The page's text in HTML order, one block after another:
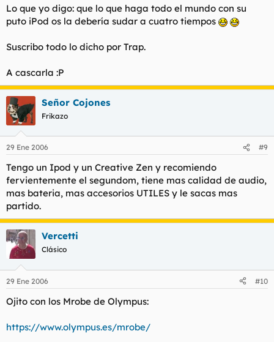
Lo que yo digo: que lo que haga todo el mundo con su
puto iPod os la debería sudar a cuatro tiempos
Suscribo todo lo dicho por Trap.
A cascarla :P
Señor Cojones
Frikazo
29 Ene 2006 #9
Tengo un Ipod y un Creative Zen y recomiendo
fervientemente el segundom, tiene mas calidad de audio,
mas bateria, mas accesorios UTILES y le sacas mas
partido.
Vercetti
Clásico
29 Ene 2006 #10
Ojito con los Mrobe de Olympus:
https://www.olympus.es/mrobe/